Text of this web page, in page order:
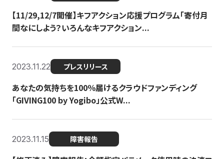
【11/29,12/7開催】キフアクション応援プログラム「寄付月
間なにしよう？いろんなキフアクション...
2023.11.22 プレスリリース
あなたの気持ちを100％届けるクラウドファンディング
「GIVING100 by Yogibo」公式W...
2023.11.15 障害報告